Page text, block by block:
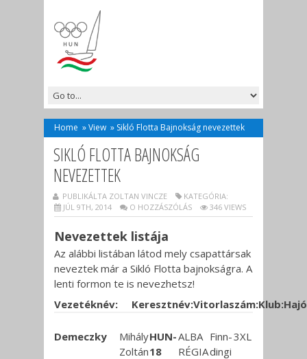
Home »View » Sikló Flotta Bajnokság nevezettek
SIKLÓ FLOTTA BAJNOKSÁG
NEVEZETTEK
PUBLIKÁLTA ZOLTAN VINCZE
KATEGÓRIA:
JÚL 9TH, 2014
O HOZZÁSZÓLÁS 346 VIEWS
Nevezettek listája
Az alábbi listában látod mely csapattársak
neveztek már a Sikló Flotta bajnokságra. A
lenti formon te is nevezhetsz!
Vezetéknév:
Keresztnév:Vitorlaszám:Klub:
Demeczky
Mihály
Zoltán
HUN-
18
ALBA
RÉGIA
Finn-
dingi
3XL